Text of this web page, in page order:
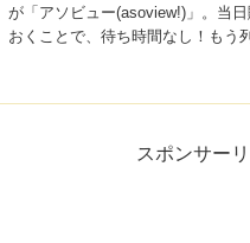
が「アソビュー(asoview!)」。当
おくことで、待ち時間なし！もう
スポンサー